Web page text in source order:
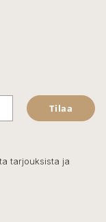
Tilaa
tarjouksista ja